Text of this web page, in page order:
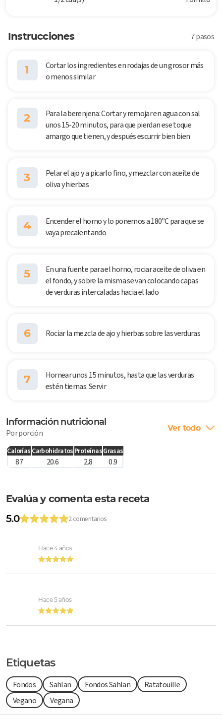
Instrucciones 7 pasos
1
Cortar los ingredientes en rodajas de un grosor más
o menos similar
2
Para la berenjena: Cortar y remojar en agua con sal
unos 15-20 minutos, para que pierdan ese toque
amargo que tienen, y después escurrir bien bien
3
Pelar el ajo y a picarlo fino, y mezclar con aceite de
oliva y hierbas
4
Encender el horno y lo ponemos a 180ºC para que se
vaya precalentando
5
En una fuente para el horno, rociar aceite de oliva en
el fondo, y sobre la misma se van colocando capas
de verduras intercaladas hacia el lado
6 Rociar la mezcla de ajo y hierbas sobre las verduras
7
Hornear unos 15 minutos, hasta que las verduras
estén tiernas. Servir
Información nutricional
Por porción Ver todo
Calorías Carbohidratos ProteínasGrasas
87 20.6 2.8 0.9
Evalúa y comenta esta receta
5.0
2 comentarios
Hace 4 años
Hace 5 años
Etiquetas
Fondos Sahlan Fondos Sahlan
Ratatouille
Vegano
Vegana